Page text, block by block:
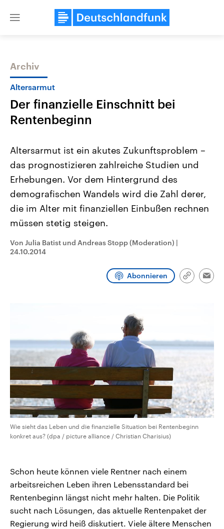
Close
Themen
Landtagswahl Sachsen-Anhalt
2026
Alle Informationen
Sachsen-Anhalt wählt am 6.
September 2026 einen neuen
Landtag. Seit 2021 wird das
Bundesland von einer Koalition aus
CDU, SPD und FDP regiert.-
Umfragen, Prognosen,
Wahlprogramme, aktuelle Berichte
und Hintergründe zu den Parteien
Aktuelle Beiträge,
Hintergründe
Wirtschaftlich und
gehören die Vereinigten
den mächtigsten Ländern
Sendungen
Archiv
Altersarmut
Der finanzielle Einschnitt bei
Rentenbeginn
Altersarmut ist ein akutes Zukunftsproblem –
das prognostizieren zahlreiche Studien und
Erhebungen. Vor dem Hintergrund des
demografischen Wandels wird die Zahl derer,
die im Alter mit finanziellen Einbußen rechnen
müssen stetig steigen.
Von Julia Batist und Andreas Stopp (Moderation) |
24.10.2014
Abonnieren
Link
Wie sieht das Leben und die finanzielle Situation bei Rentenbeginn
konkret aus? (dpa / picture alliance / Christian Charisius)
Schon heute können viele Rentner nach einem
arbeitsreichen Leben ihren Lebensstandard bei
Rentenbeginn längst nicht mehr halten. Die Politik
sucht nach Lösungen, das aktuelle Rentenpaket der
Regierung wird heiß diskutiert. Viele ältere Menschen